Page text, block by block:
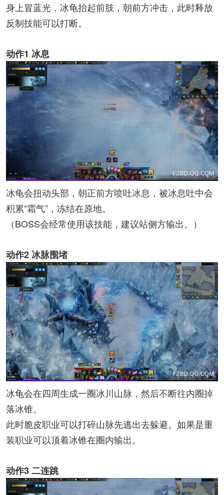
身上冒蓝光，冰龟抬起前肢，朝前方冲击，此时释放
反制技能可以打断。
动作1 冰息
冰龟会扭动头部，朝正前方喷吐冰息，被冰息吐中会
积累“霜气”，冻结在原地。
（BOSS会经常使用该技能，建议站侧方输出。）
动作2 冰脉围堵
冰龟会在四周生成一圈冰川山脉，然后不断往内圈掉
落冰锥。
此时脆皮职业可以打碎山脉先逃出去躲避。如果是重
装职业可以顶着冰锥在圈内输出。
动作3 二连跳